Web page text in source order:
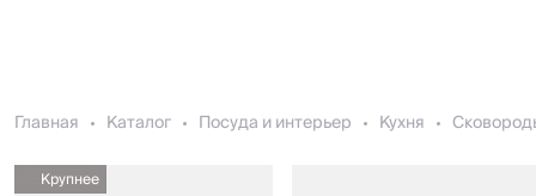
Главная Каталог Посуда и интерьер Кухня
Крупнее